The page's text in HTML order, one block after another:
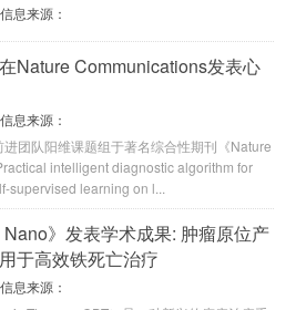
信息来源：
Nature Communications发表心
信息来源：
团队阳维课题组于著名综合性期刊《Nature
intelligent diagnostic algorithm for
learning on l...
》发表学术成果: 肿瘤原位产
于高效铁死亡治疗
信息来源：